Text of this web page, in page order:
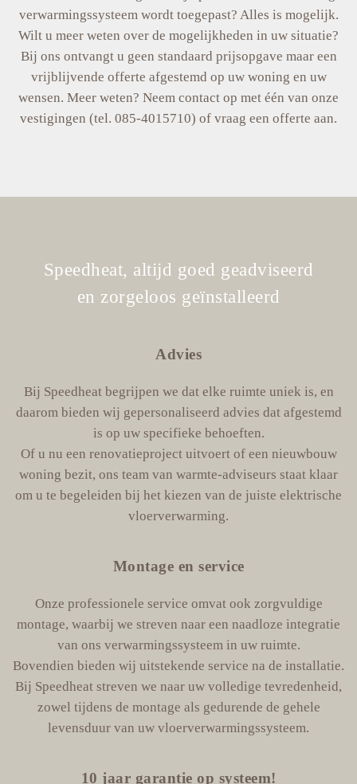
verwarmingssysteem wordt toegepast? Alles is mogelijk.
Wilt u meer weten over de mogelijkheden in uw situatie?
Bij ons ontvangt u geen standaard prijsopgave maar een
vrijblijvende offerte afgestemd op uw woning en uw
wensen. Meer weten? Neem contact op met één van onze
vestigingen (tel. 085-4015710) of vraag een offerte aan.
Speedheat, altijd goed geadviseerd
en zorgeloos geïnstalleerd
Advies
Bij Speedheat begrijpen we dat elke ruimte uniek is, en
daarom bieden wij gepersonaliseerd advies dat afgestemd
is op uw specifieke behoeften.
Of u nu een renovatieproject uitvoert of een nieuwbouw
woning bezit, ons team van warmte-adviseurs staat klaar
om u te begeleiden bij het kiezen van de juiste elektrische
vloerverwarming.
Montage en service
Onze professionele service omvat ook zorgvuldige
montage, waarbij we streven naar een naadloze integratie
van ons verwarmingssysteem in uw ruimte.
Bovendien bieden wij uitstekende service na de installatie.
Bij Speedheat streven we naar uw volledige tevredenheid,
zowel tijdens de montage als gedurende de gehele
levensduur van uw vloerverwarmingssysteem.
10 jaar garantie op systeem!